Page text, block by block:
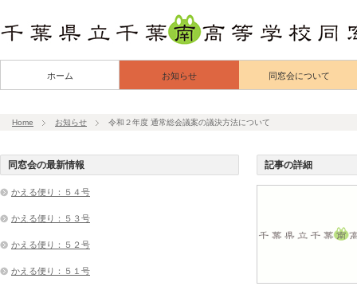
ホーム お知らせ 同窓会について
Home お知らせ 令和２年度 通常総会議案の議決方法について
記事の詳細
同窓会の最新情報
かえる便り：５４号
かえる便り：５３号
かえる便り：５２号
かえる便り：５１号